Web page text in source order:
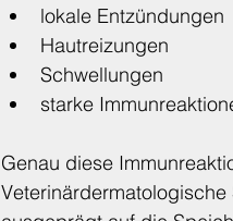
lokale Entzündungen
Hautreizungen
Schwellungen
starke
Genau diese